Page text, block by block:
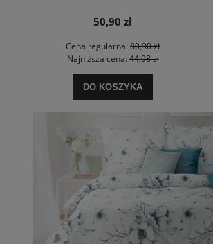
50,90 zł
Cena regularna: 80,90 zł
Najniższa cena:44,98 zł
DO KOSZYKA